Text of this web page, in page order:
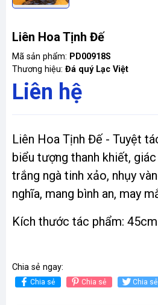
Liên Hoa Tịnh Đế
Mã sản phẩm: PD00918S
Thương hiệu: Đá quý Lạc Việt
Liên hệ
Liên Hoa Tịnh Đế - Tuyệt
biểu tượng thanh khiết,
trắng ngà tinh xảo, nhụy
nghĩa, mang bình an, may
Kích thước tác phẩm:
Chia sẻ ngay:
Chia sẻ Chia sẻ Chia sẻ